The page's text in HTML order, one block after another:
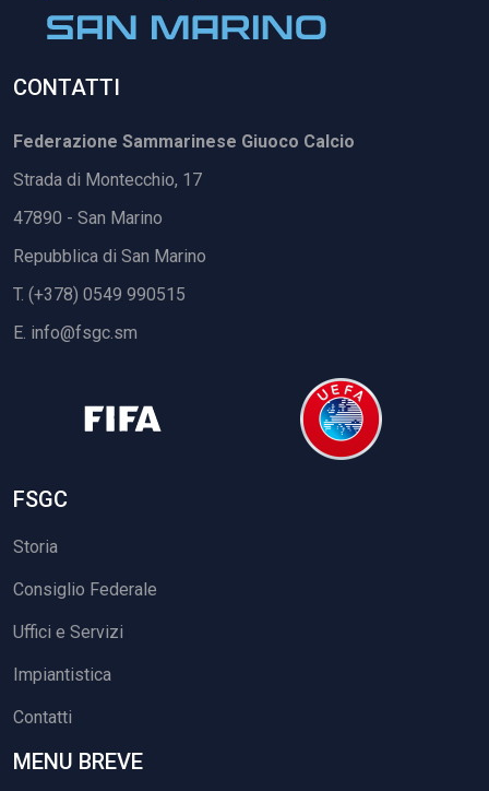
CONTATTI
Federazione Sammarinese Giuoco Calcio
Strada di Montecchio, 17
47890 - San Marino
Repubblica di San Marino
T. (+378) 0549 990515
E. info@fsgc.sm
FSGC
Storia
Consiglio Federale
Uffici e Servizi
Impiantistica
Contatti
MENU BREVE